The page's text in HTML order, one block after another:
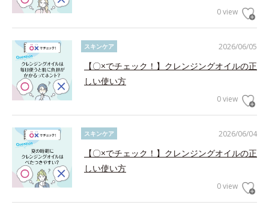
0 view
2026/06/05
スキンケア
【〇×でチェック！】クレンジングオイルの正
しい使い方
0 view
2026/06/04
スキンケア
【〇×でチェック！】クレンジングオイルの正
しい使い方
0 view